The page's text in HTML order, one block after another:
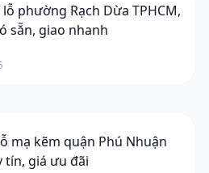
lỗ phường Rạch Dừa TPHCM,
sẵn, giao nhanh
mạ kẽm quận Phú Nhuận
tín, giá ưu đãi